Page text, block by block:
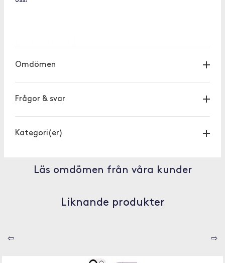
Omdömen
Frågor & svar
Kategori(er)
Läs omdömen från våra kunder
Liknande produkter
⇦ ⇨